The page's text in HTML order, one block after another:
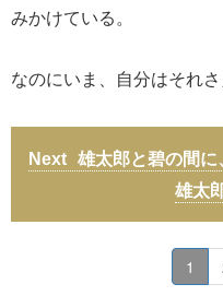
みかけている。
なのにいま、自分はそれ
雄太郎と碧の間
雄太
1